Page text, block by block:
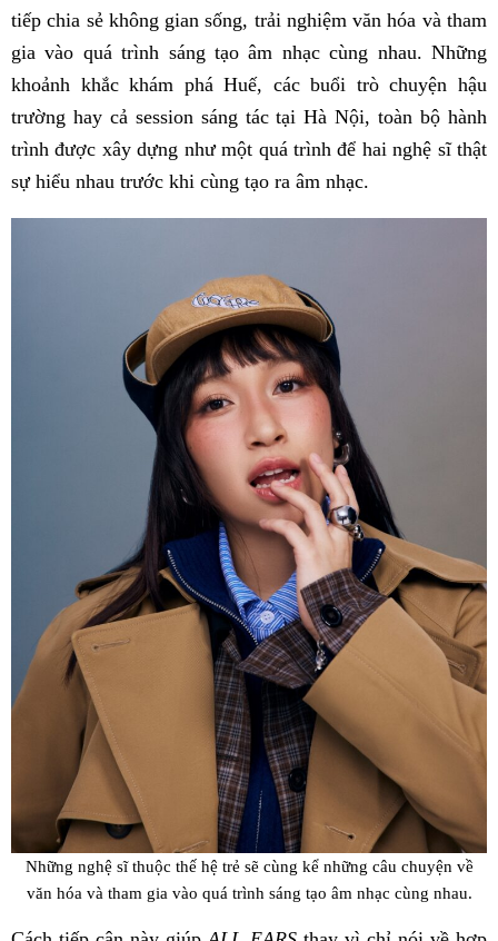
tiếp chia sẻ không gian sống, trải nghiệm văn hóa và tham
gia vào quá trình sáng tạo âm nhạc cùng nhau. Những
khoảnh khắc khám phá Huế, các buổi trò chuyện hậu
trường hay cả session sáng tác tại Hà Nội, toàn bộ hành
trình được xây dựng như một quá trình để hai nghệ sĩ thật
sự hiểu nhau trước khi cùng tạo ra âm nhạc.
Những nghệ sĩ thuộc thế hệ trẻ sẽ cùng kể những câu chuyện về
văn hóa và tham gia vào quá trình sáng tạo âm nhạc cùng nhau.